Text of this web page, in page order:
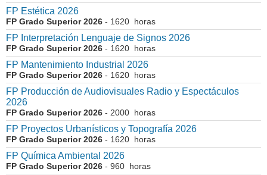
FP Estética 2026
FP Grado Superior 2026 - 1620 horas
FP Interpretación Lenguaje de Signos 2026
FP Grado Superior 2026 - 1620 horas
FP Mantenimiento Industrial 2026
FP Grado Superior 2026 - 1620 horas
FP Producción de Audiovisuales Radio y Espectáculos
2026
FP Grado Superior 2026 - 2000 horas
FP Proyectos Urbanísticos y Topografía 2026
FP Grado Superior 2026 - 1620 horas
FP Química Ambiental 2026
FP Grado Superior 2026 - 960 horas